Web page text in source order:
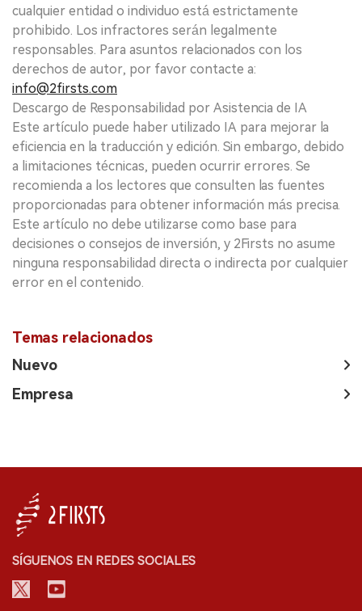
cualquier entidad o individuo está estrictamente
prohibido. Los infractores serán legalmente
responsables. Para asuntos relacionados con los
derechos de autor, por favor contacte a:
info@2firsts.com
Descargo de Responsabilidad por Asistencia de IA
Este artículo puede haber utilizado IA para mejorar la
eficiencia en la traducción y edición. Sin embargo, debido
a limitaciones técnicas, pueden ocurrir errores. Se
recomienda a los lectores que consulten las fuentes
proporcionadas para obtener información más precisa.
Este artículo no debe utilizarse como base para
decisiones o consejos de inversión, y 2Firsts no asume
ninguna responsabilidad directa o indirecta por cualquier
error en el contenido.
Temas relacionados
Nuevo
Empresa
SÍGUENOS EN REDES SOCIALES